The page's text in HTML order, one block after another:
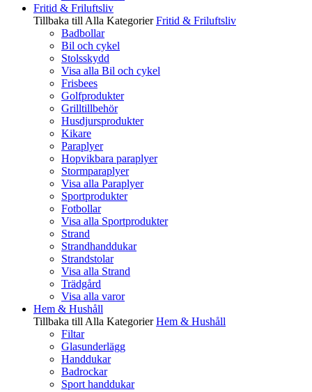
Fritid & Friluftsliv
Tillbaka till Alla Kategorier Fritid & Friluftsliv
Badbollar
Bil och cykel
Stolsskydd
Visa alla Bil och cykel
Frisbees
Golfprodukter
Grilltillbehör
Husdjursprodukter
Kikare
Paraplyer
Hopvikbara paraplyer
Stormparaplyer
Visa alla Paraplyer
Sportprodukter
Fotbollar
Visa alla Sportprodukter
Strand
Strandhanddukar
Strandstolar
Visa alla Strand
Trädgård
Visa alla varor
Hem & Hushåll
Tillbaka till Alla Kategorier Hem & Hushåll
Filtar
Glasunderlägg
Handdukar
Badrockar
Sport handdukar